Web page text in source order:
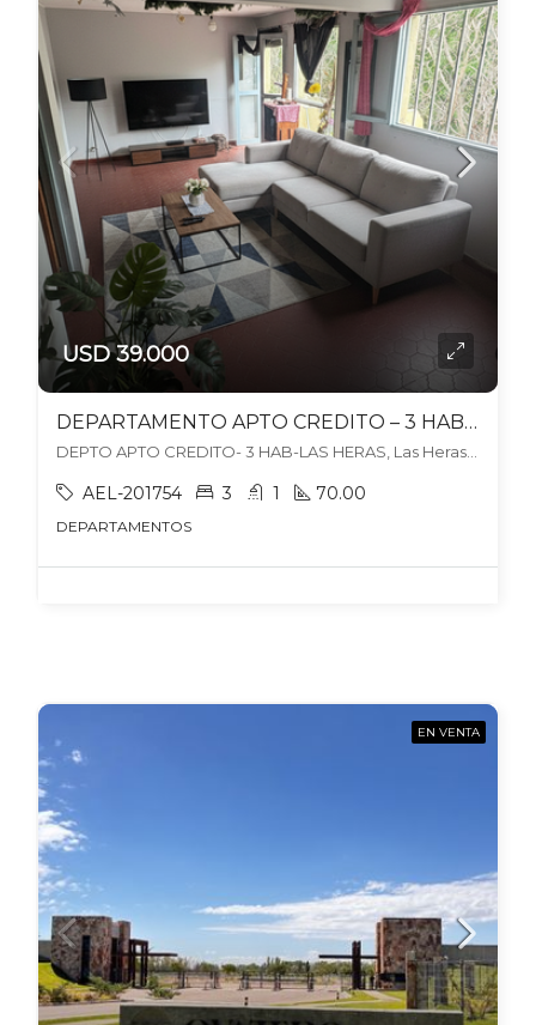
USD 39.000
DEPARTAMENTO APTO CREDITO – 3 HAB SIN COCHERA- LAS HERAS
DEPTO APTO CREDITO- 3 HAB-LAS HERAS, Las Heras, Las Heras
AEL-201754 3 1 70.00
DEPARTAMENTOS
EN VENTA